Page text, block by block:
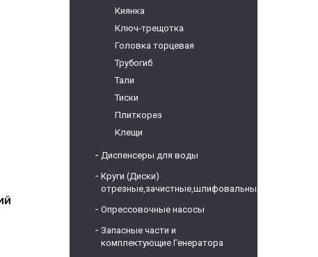
Киянка
Ключ-трещотка
Головка торцевая
Трубогиб
Тали
Тиски
Плиткорез
Клещи
Диспенсеры для воды
Круги (Диски)
отрезные,зачистные,шлифовальные
Опрессовочные насосы
Запасные части и
комплектующие Генератора